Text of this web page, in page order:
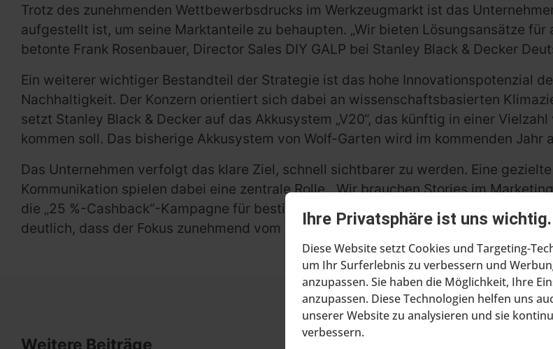
Ihre Privatsphäre ist uns wichtig.
Diese Website setzt Cookies und Targeting-
um Ihr Surferlebnis zu verbessern und
anzupassen. Sie haben die Möglichkeit, Ihre
anzupassen. Diese Technologien helfen uns
unserer Website zu analysieren und sie
verbessern.
Trotz des zunehmenden Wettbewerbsdrucks im Werkzeugmarkt ist das
aufgestellt ist, um seine Marktanteile zu behaupten. „Wir bieten Lösungsansätze für
betonte Frank Rosenbauer, Director Sales DIY GALP bei Stanley Black & Decker
Ein weiterer wichtiger Bestandteil der Strategie ist das hohe Innovationspotenzial
Nachhaltigkeit. Der Konzern orientiert sich dabei an wissenschaftsbasierten
setzt Stanley Black & Decker auf das Akkusystem „V20“, das künftig in einer
kommen soll. Das bisherige Akkusystem von Wolf-Garten wird im kommenden Jahr
Das Unternehmen verfolgt das klare Ziel, schnell sichtbarer zu werden. Eine
Kommunikation spielen dabei eine zentrale Rolle. „Wir brauchen Stories im
die „25 %-Cashback“-Kampagne für bestimmte
Wolf-Garten-Produkte sollen
deutlich, dass der Fokus zunehmend vom Fachhandel auf den Baumarkt verlagert
Weitere Beiträge